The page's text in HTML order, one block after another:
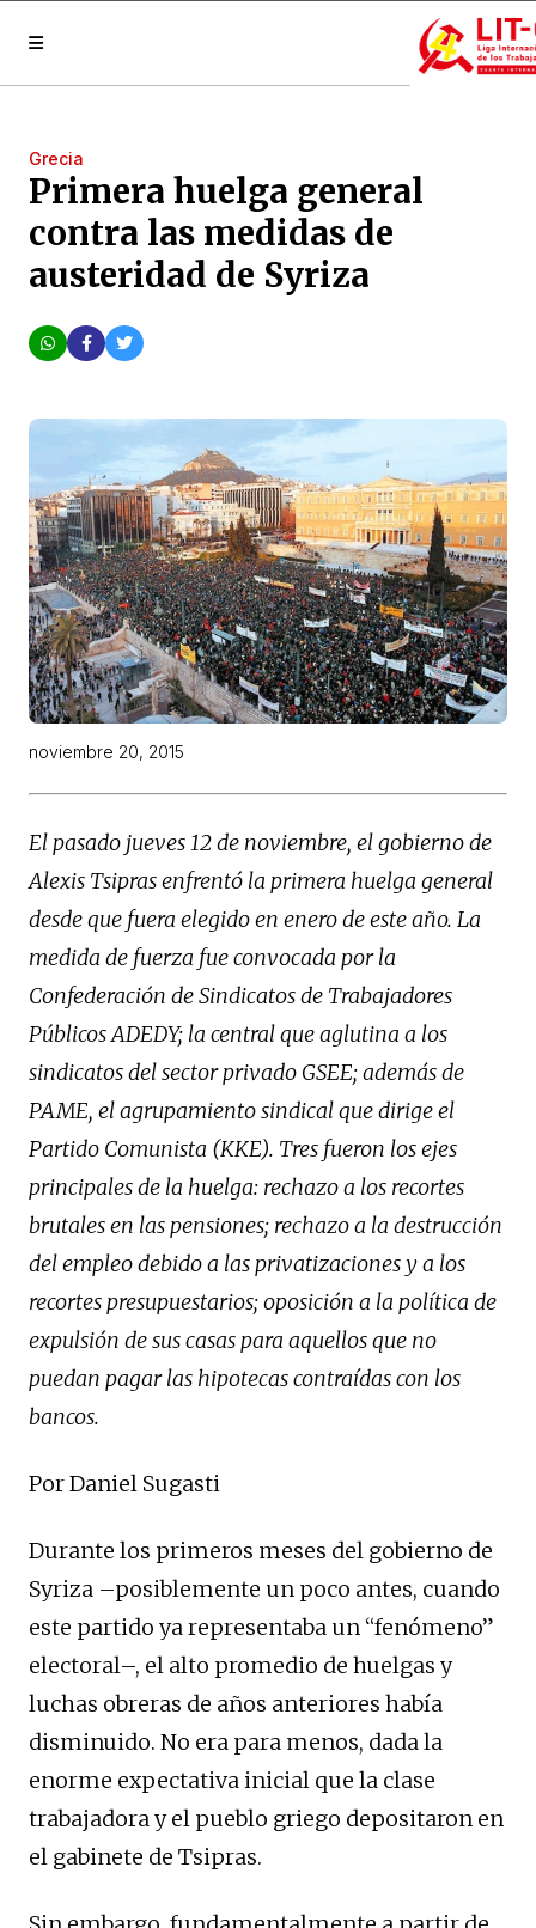
Grecia
Primera huelga general
contra las medidas de
austeridad de Syriza
noviembre 20, 2015
El pasado jueves 12 de noviembre, el gobierno de
Alexis Tsipras enfrentó la primera huelga general
desde que fuera elegido en enero de este año. La
medida de fuerza fue convocada por la
Confederación de Sindicatos de Trabajadores
Públicos ADEDY; la central que aglutina a los
sindicatos del sector privado GSEE; además de
PAME, el agrupamiento sindical que dirige el
Partido Comunista (KKE). Tres fueron los ejes
principales de la huelga: rechazo a los recortes
brutales en las pensiones; rechazo a la destrucción
del empleo debido a las privatizaciones y a los
recortes presupuestarios; oposición a la política de
expulsión de sus casas para aquellos que no
puedan pagar las hipotecas contraídas con los
bancos.
Por Daniel Sugasti
Durante los primeros meses del gobierno de
Syriza –posiblemente un poco antes, cuando
este partido ya representaba un “fenómeno”
electoral–, el alto promedio de huelgas y
luchas obreras de años anteriores había
disminuido. No era para menos, dada la
enorme expectativa inicial que la clase
trabajadora y el pueblo griego depositaron en
el gabinete de Tsipras.